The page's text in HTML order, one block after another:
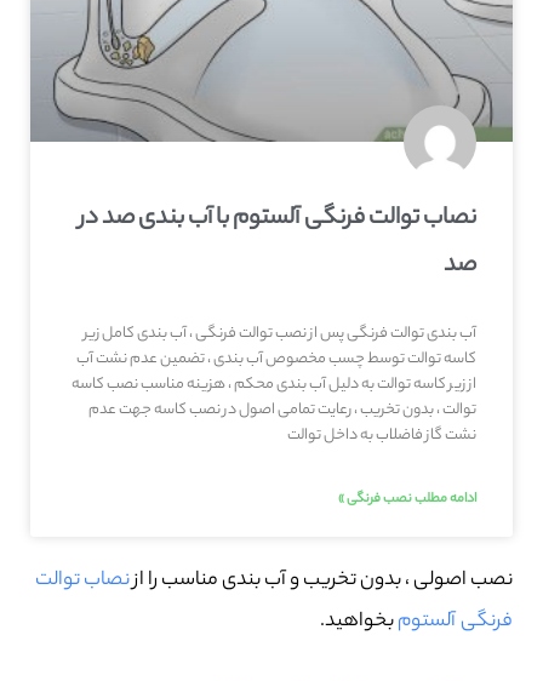
نصاب توالت فرنگی آلستوم با آب بندی صد در
صد
آب بندی توالت فرنگی پس از نصب توالت فرنگی ، آب بندی کامل زیر
کاسه توالت توسط چسب مخصوص آب بندی ، تضمین عدم نشت آب
از زیر کاسه توالت به دلیل آب بندی محکم ، هزینه مناسب نصب کاسه
توالت ، بدون تخریب ، رعایت تمامی اصول در نصب کاسه جهت عدم
نشت گاز فاضلاب به داخل توالت
ادامه مطلب نصب فرنگی »
نصب اصولی ، بدون تخریب و آب بندی مناسب را ازنصاب توالت
فرنگی آلستومبخواهید.